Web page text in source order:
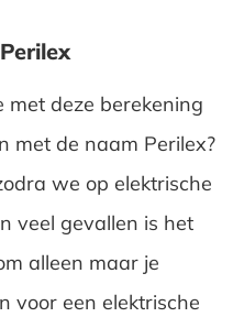
deze berekening
met de naam Perilex?
we op elektrische
veel gevallen is het
alleen maar je
voor een elektrische